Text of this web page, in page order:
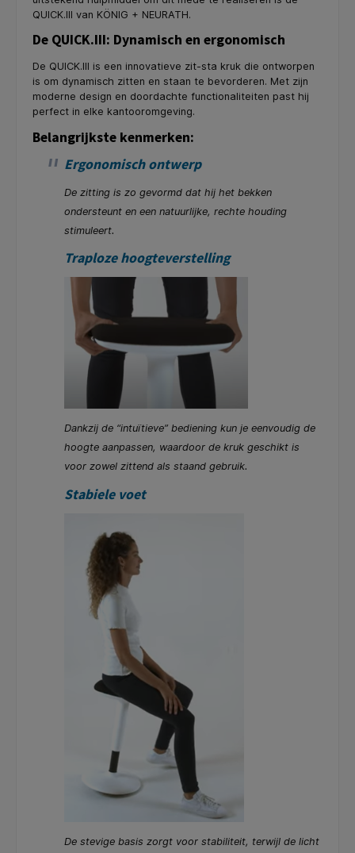
QUICK.III van KÖNIG + NEURATH.
De QUICK.III: Dynamisch en ergonomisch
De QUICK.III is een innovatieve zit-sta kruk die ontworpen
is om dynamisch zitten en staan te bevorderen. Met zijn
moderne design en doordachte functionaliteiten past hij
perfect in elke kantooromgeving.
Belangrijkste kenmerken:
Ergonomisch ontwerp
De zitting is zo gevormd dat hij het bekken
ondersteunt en een natuurlijke, rechte houding
stimuleert.
Traploze hoogteverstelling
Dankzij de “intuïtieve” bediening kun je eenvoudig de
hoogte aanpassen, waardoor de kruk geschikt is
voor zowel zittend als staand gebruik.
Stabiele voet
De stevige basis zorgt voor stabiliteit, terwijl de licht